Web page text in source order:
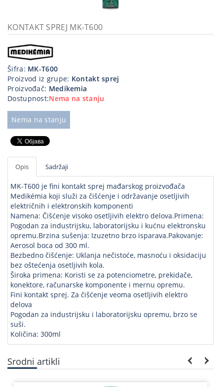
priključci
Kućna
tehnika
Poslovna
oprema,računari
program
KONTAKT SPREJ MK-T600
Šifra: MK-T600
Proizvod iz grupe: Kontakt sprej
Proizvođač: Medikemia
Dostupnost:Nema na stanju
Nema na stanju
Opis Sadržaji
MK-T600 je fini kontakt sprej mađarskog proizvođača
Medikémia koji služi za čišćenje i održavanje osetljivih
električnih i elektronskih komponenti
Namena: Čišćenje visoko osetljivih elektro delova.Primena:
Pogodan za industrijsku, laboratorijsku i kućnu elektronsku
opremu.Brzina sušenja: Izuzetno brzo isparava.Pakovanje:
Aerosol boca od 300 ml.
Bezbedno čišćenje: Uklanja nečistoće, masnoću i oksidaciju
bez oštećenja osetljivih kola.
Široka primena: Koristi se za potenciometre, prekidače,
konektore, računarske komponente i mernu opremu.
Fini kontakt sprej. Za čišćenje veoma osetljivih elektro
delova
Pogodan za industrijsku i laboratorijsku opremu, brzo se
suši.
Količina: 300ml
Srodni artikli